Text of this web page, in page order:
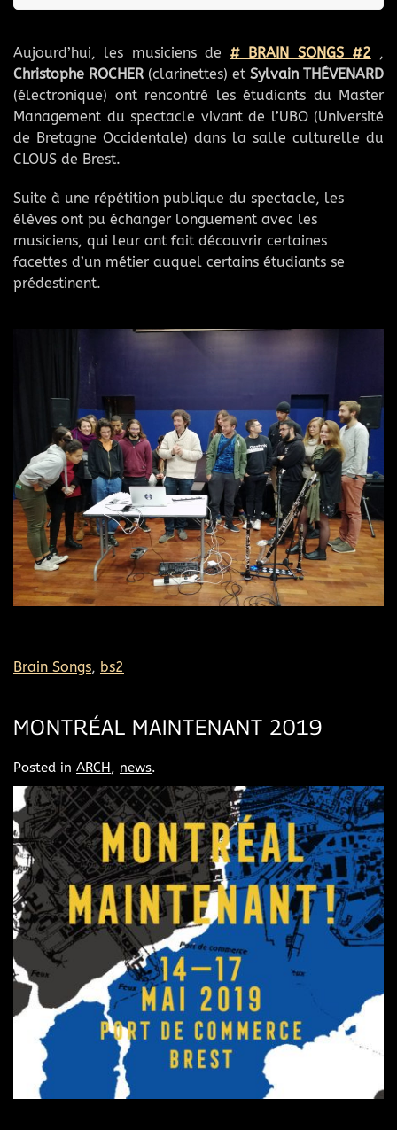
Vincent Raude, Frédéric B.Briet, Philippe Champion, Nicolas
Peoc'h)
Rocher)
Le passeurby Nos Futurs ? (Benat Achiary / Christophe Rocher
/ Sylvain Thévenard) Rocher
Labyrinthe du chant
by Bonadventure Pencroff (Rob Mazurek,
Christophe Rocher, Jeb Bishop, Frédéric B.Briet, Nicolas
Pointard)
Dark dropby Nos Futurs ? (Mike Ladd / Christophe Rocher /
Sylvain Thévenard) Rocher
Nemo's fantastic underworld
Nicolas Pointard)
Robin Finker, Matthias Mahler, Christophe Rocher, Antonin
Rayon, Vincent Raude, Frédéric B.Briet, Philippe Champion,
Nicolas Peoc'h)
Taïpanby Energie Noire
by Energie Noire
Openingby Hamid Drake - Philippe Champion
Aujourd’hui, les musiciens de # BRAIN SONGS #2 ,
Christophe ROCHER (clarinettes) et Sylvain THÉVENARD
(électronique) ont rencontré les étudiants du Master
Management du spectacle vivant de l’UBO (Université
de Bretagne Occidentale) dans la salle culturelle du
CLOUS de Brest.
Suite à une répétition publique du spectacle, les
élèves ont pu échanger longuement avec les
musiciens, qui leur ont fait découvrir certaines
facettes d’un métier auquel certains étudiants se
prédestinent.
Brain Songs, bs2
MONTRÉAL MAINTENANT 2019
Posted in ARCH, news.